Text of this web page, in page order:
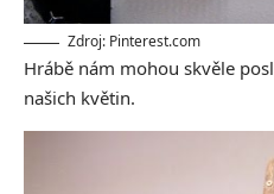
Zdroj: Pinterest.com
Hrábě nám mohou skvěle
našich květin.